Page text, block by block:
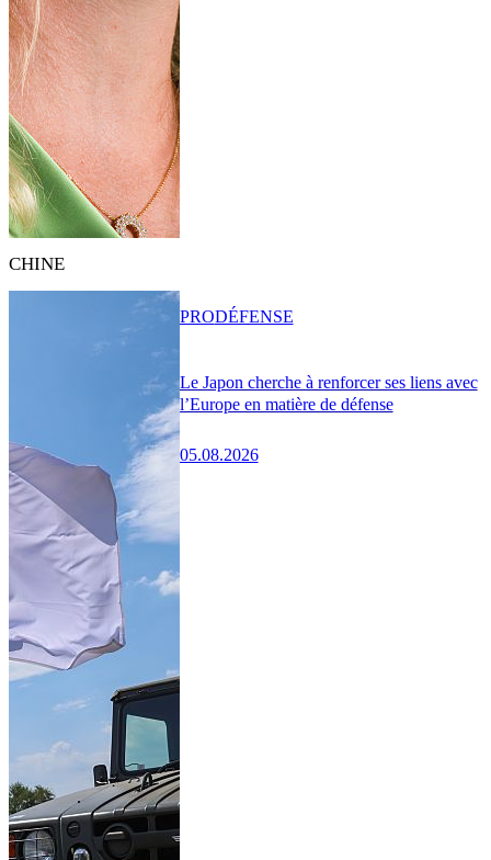
CHINE
Le Japon cherche à renforcer ses liens avec
l’Europe en matière de défense
05.08.2026
PRODÉFENSE